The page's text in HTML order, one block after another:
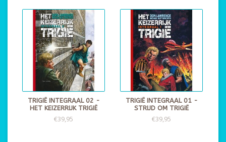
TRIGIË INTEGRAAL 02 -
HET KEIZERRIJK TRIGIË
€39,95
TRIGIË INTEGRAAL 01 -
STRIJD OM TRIGIË
€39,95